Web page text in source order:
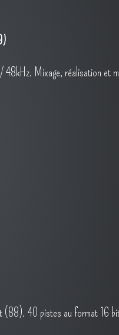
Mixage, réalisation et
(88). 40 pistes au format 16